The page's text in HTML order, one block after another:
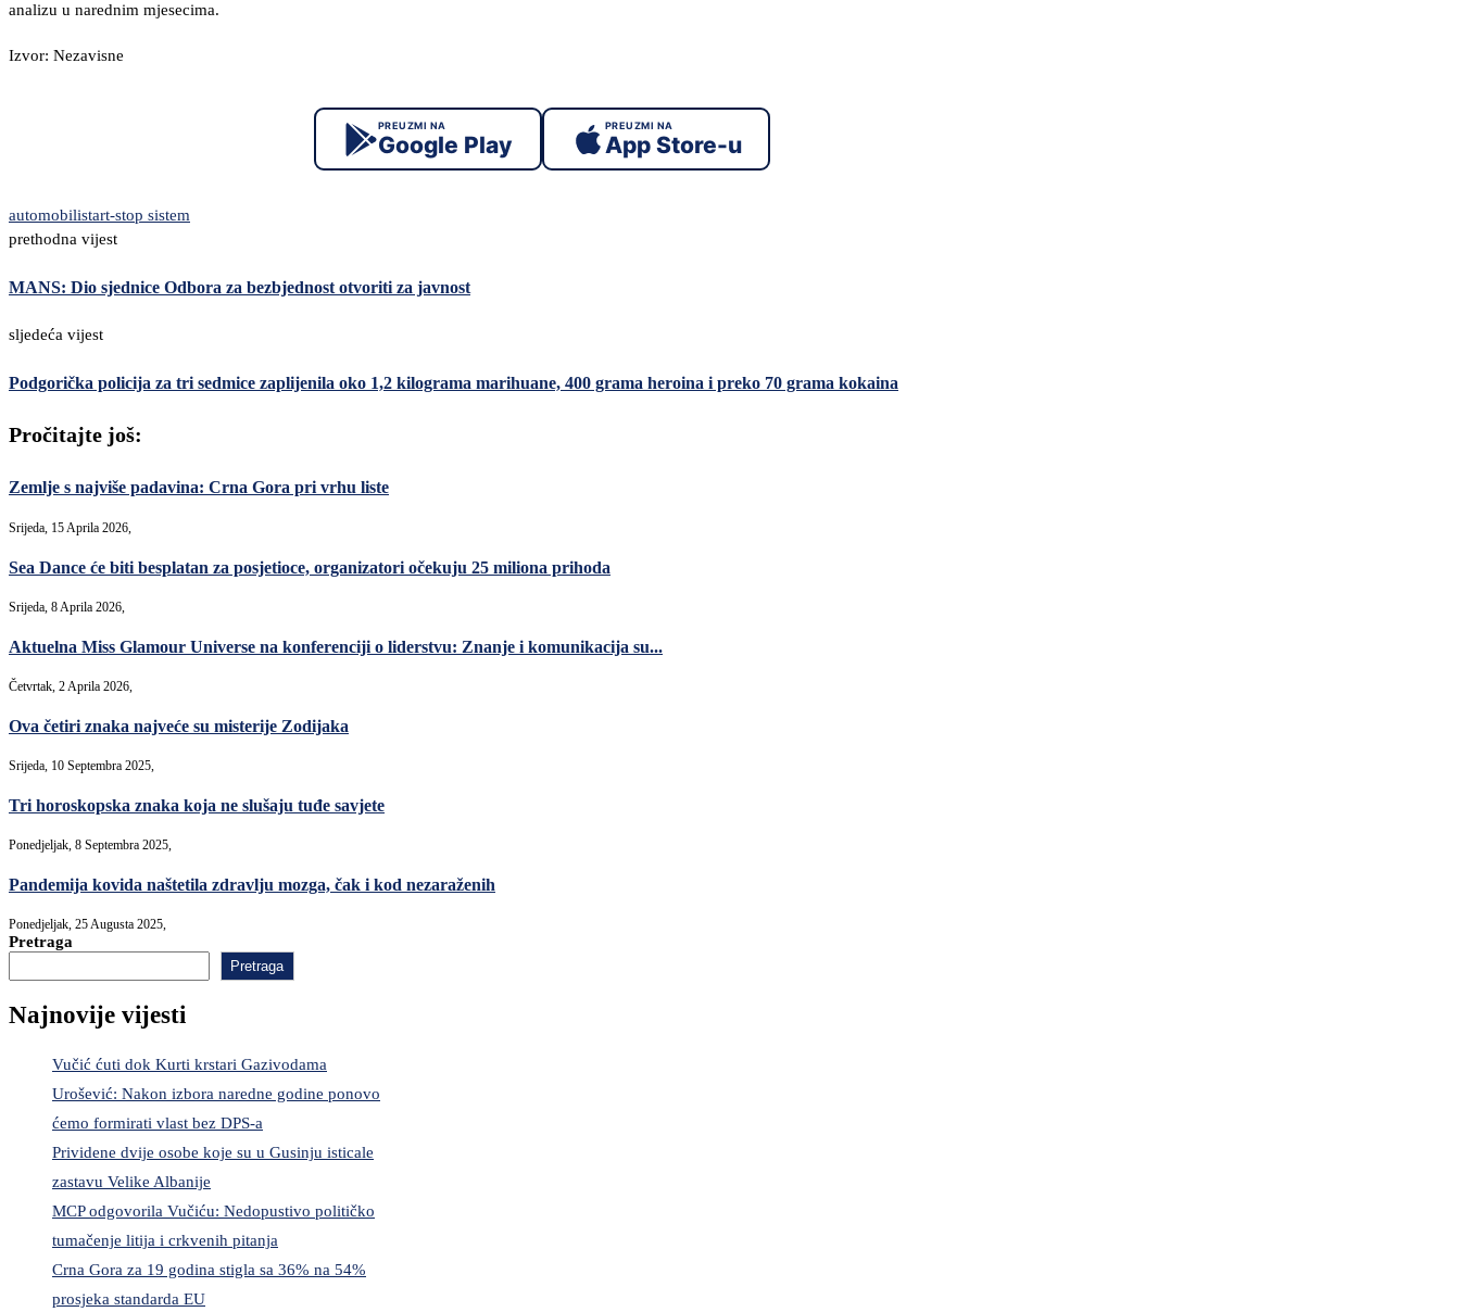
analizu u narednim mjesecima.
Izvor: Nezavisne
PREUZMI NA
Google Play
PREUZMI NA
App Store-u
automobilistart-stop sistem
prethodna vijest
MANS: Dio sjednice Odbora za bezbjednost otvoriti za javnost
sljedeća vijest
Podgorička policija za tri sedmice zaplijenila oko 1,2 kilograma marihuane, 400 grama heroina i preko 70 grama kokaina
Pročitajte još:
Zemlje s najviše padavina: Crna Gora pri vrhu liste
Srijeda, 15 Aprila 2026,
Sea Dance će biti besplatan za posjetioce, organizatori očekuju 25 miliona prihoda
Srijeda, 8 Aprila 2026,
Aktuelna Miss Glamour Universe na konferenciji o liderstvu: Znanje i komunikacija su...
Četvrtak, 2 Aprila 2026,
Ova četiri znaka najveće su misterije Zodijaka
Srijeda, 10 Septembra 2025,
Tri horoskopska znaka koja ne slušaju tuđe savjete
Ponedjeljak, 8 Septembra 2025,
Pandemija kovida naštetila zdravlju mozga, čak i kod nezaraženih
Ponedjeljak, 25 Augusta 2025,
Pretraga
Pretraga
Najnovije vijesti
Vučić ćuti dok Kurti krstari Gazivodama
Urošević: Nakon izbora naredne godine ponovo
ćemo formirati vlast bez DPS-a
Prividene dvije osobe koje su u Gusinju isticale
zastavu Velike Albanije
MCP odgovorila Vučiću: Nedopustivo političko
tumačenje litija i crkvenih pitanja
Crna Gora za 19 godina stigla sa 36% na 54%
prosjeka standarda EU